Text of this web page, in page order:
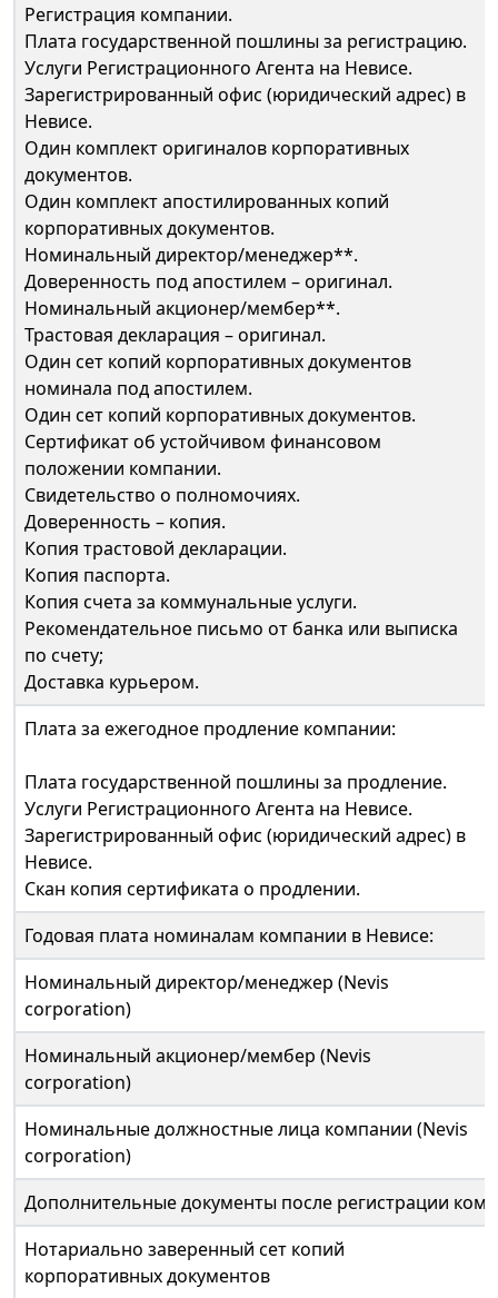
Регистрация компании.
Плата государственной пошлины за регистрацию.
Услуги Регистрационного Агента на Невисе.
Зарегистрированный офис (юридический адрес) в
Невисе.
Один комплект оригиналов корпоративных
документов.
Один комплект апостилированных копий
корпоративных документов.
Номинальный директор/менеджер**.
Доверенность под апостилем – оригинал.
Номинальный акционер/мембер**.
Трастовая декларация – оригинал.
Один сет копий корпоративных документов
номинала под апостилем.
Один сет копий корпоративных документов.
Сертификат об устойчивом финансовом
положении компании.
Свидетельство о полномочиях.
Доверенность – копия.
Копия трастовой декларации.
Копия паспорта.
Копия счета за коммунальные услуги.
Рекомендательное письмо от банка или выписка
по счету;
Доставка курьером.
Плата за ежегодное продление компании:
Плата государственной пошлины за продление.
Услуги Регистрационного Агента на Невисе.
Зарегистрированный офис (юридический адрес) в
Невисе.
Скан копия сертификата о продлении.
Годовая плата номиналам компании в Невисе:
Номинальный директор/менеджер (Nevis
corporation)
Номинальный акционер/мембер (Nevis
corporation)
Номинальные должностные лица компании (Nevis
corporation)
Дополнительные документы после регистрации
Нотариально заверенный сет копий
корпоративных документов